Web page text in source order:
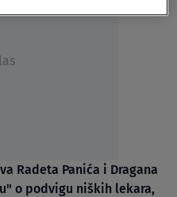
Radeta Panića i Dragana
o podvigu niških lekara,